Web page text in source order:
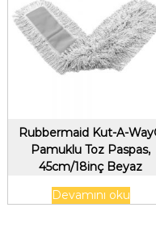
Rubbermaid Kut-A-
Pamuklu Toz Paspas,
45cm/18inç Beyaz
Devamını oku